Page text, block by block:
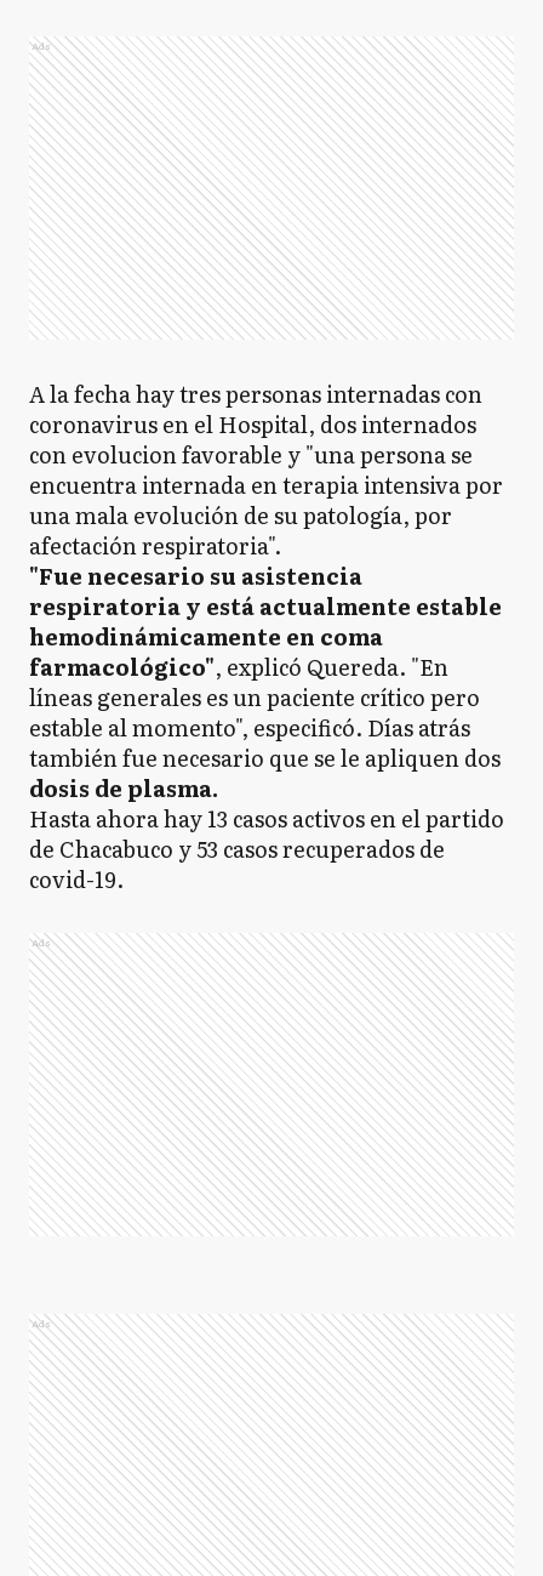
Ads
A la fecha hay tres personas internadas con
coronavirus en el Hospital, dos internados
con evolucion favorable y "una persona se
encuentra internada en terapia intensiva por
una mala evolución de su patología, por
afectación respiratoria".
"Fue necesario su asistencia
respiratoria y está actualmente estable
hemodinámicamente en coma
farmacológico", explicó Quereda. "En
líneas generales es un paciente crítico pero
estable al momento", especificó. Días atrás
también fue necesario que se le apliquen dos
dosis de plasma.
Hasta ahora hay 13 casos activos en el partido
de Chacabuco y 53 casos recuperados de
covid-19.
Ads
Ads